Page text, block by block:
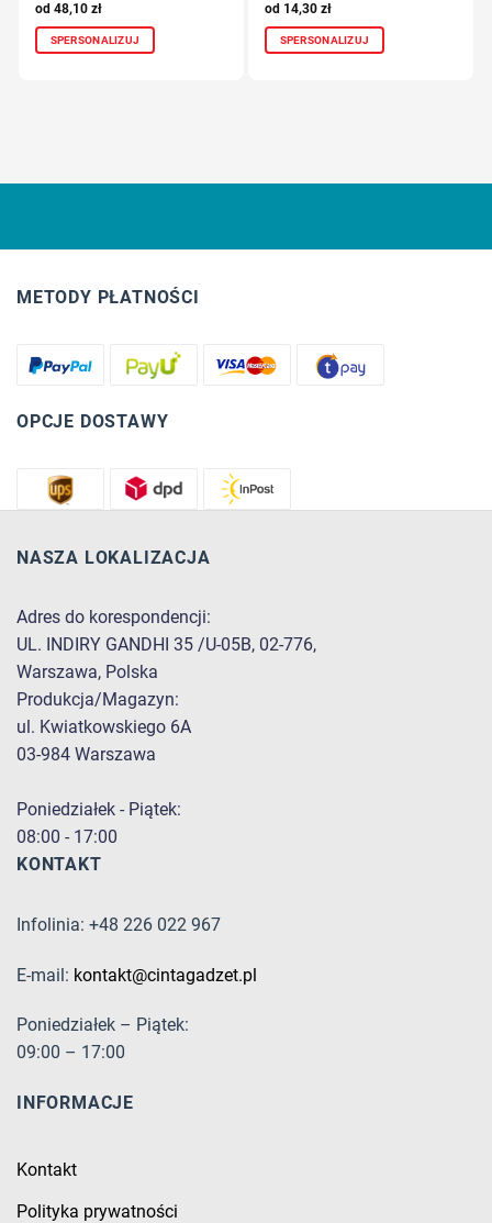
48,10 zł
SPERSONALIZUJ
14,30 zł
SPERSONALIZUJ
METODY PŁATNOŚCI
OPCJE DOSTAWY
NASZA LOKALIZACJA
Adres do korespondencji:
UL. INDIRY GANDHI 35 /U-05B, 02-776,
Warszawa, Polska
Produkcja/Magazyn:
ul. Kwiatkowskiego 6A
03-984 Warszawa
Poniedziałek - Piątek:
08:00 - 17:00
KONTAKT
Infolinia: +48 226 022 967
E-mail: kontakt@cintagadzet.pl
Poniedziałek – Piątek:
09:00 – 17:00
INFORMACJE
Kontakt
Polityka prywatności